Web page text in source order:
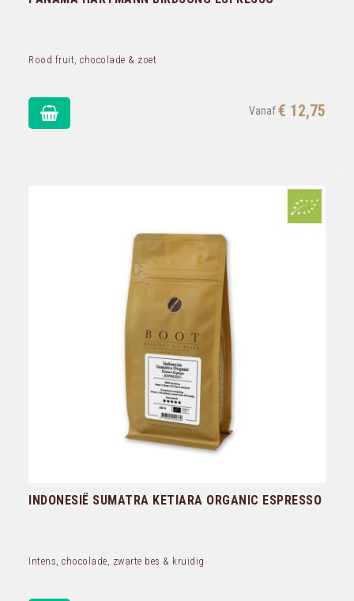
Rood fruit, chocolade & zoet
€ 12,75
INDONESIË SUMATRA KETIARA ORGANIC ESPRESSO
Intens, chocolade, zwarte bes & kruidig